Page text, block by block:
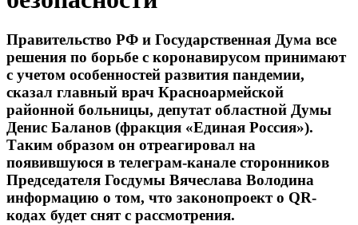
Правительство РФ и Государственная Дума все
решения по борьбе с коронавирусом принимают
с учетом особенностей развития пандемии,
сказал главный врач Красноармейской
районной больницы, депутат областной Думы
Денис Баланов (фракция «Единая Россия»).
Таким образом он отреагировал на
появившуюся в телеграм-канале сторонников
Председателя Госдумы Вячеслава Володина
информацию о том, что законопроект о QR-
кодах будет снят с рассмотрения.